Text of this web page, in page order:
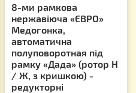
8-ми рамкова
нержавіюча «ЄВРО»
Медогонка,
автоматична
полуповоротная під
рамку «Дада» (ротор Н
/ Ж, з кришкою) -
редукторні